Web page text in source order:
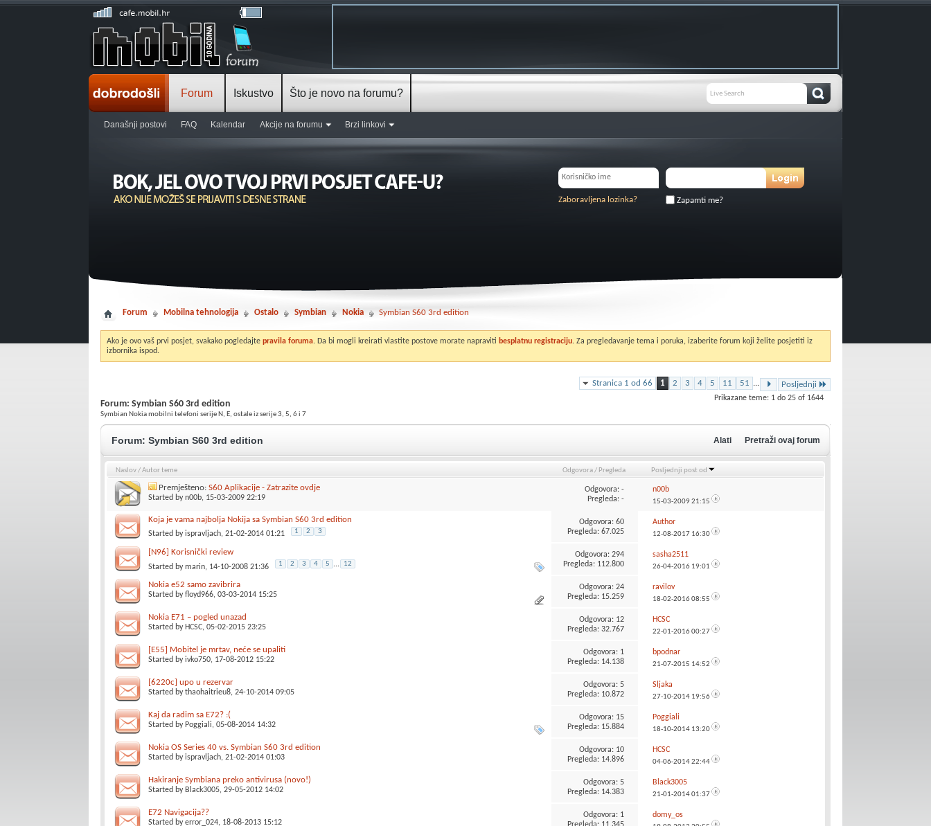
Forum
Današnji postovi FAQ Kalendar Akcije na forumu Brzi linkovi
Iskustvo Što je novo na forumu?
Zapamti me?
Zaboravljena lozinka?
Forum Mobilna tehnologija Ostalo Symbian Nokia Symbian S60 3rd edition
Ako je ovo vaš prvi posjet, svakako pogledajte pravila foruma. Da bi mogli kreirati vlastite postove morate napraviti besplatnu registraciju. Za pregledavanje tema i poruka, izaberite forum koji želite posjetiti iz
izbornika ispod.
Stranica 1 od 66 1 2 3 4 5 11 51 ... Posljednji
Prikazane teme: 1 do 25 of 1644
Forum: Symbian S60 3rd edition
Symbian Nokia mobilni telefoni serije N, E, ostale iz serije 3, 5, 6 i 7
Forum: Symbian S60 3rd edition Alati Pretraži ovaj forum
Naslov/Autor teme Odgovora/ Pregleda Posljednji post od
Premješteno: S60 Aplikacije - Zatrazite ovdje
Started byn00b, 15-03-2009 22:19
Odgovora: -
Pregleda: -
n00b
15-03-200921:15
Koja je vama najbolja Nokija sa Symbian S60 3rd edition
Started byispravljach, 21-02-2014 01:21 1 2 3
Odgovora: 60
Pregleda: 67.025
Author
12-08-2017 16:30
[N96] Korisnički review
Started bymarin, 14-10-2008 21:36 1 2 3 4 5 ... 12
Odgovora: 294
Pregleda: 112.800
sasha2511
26-04-2016 19:01
Nokia e52 samo zavibrira
Started byfloyd966, 03-03-2014 15:25
Odgovora: 24
Pregleda: 15.259
ravilov
18-02-201608:55
Nokia E71 – pogled unazad
Started by HCSC, 05-02-2015 23:25
Odgovora: 12
Pregleda: 32.767
HCSC
22-01-201600:27
[E55] Mobitel je mrtav, neće se upaliti
Started byivko750, 17-08-2012 15:22
Odgovora: 1
Pregleda: 14.138
bpodnar
21-07-2015 14:52
[6220c] upo u rezervar
Started bythaohaitrieu8, 24-10-2014 09:05
Odgovora: 5
Pregleda: 10.872
Sljaka
27-10-2014 19:56
Kaj da radim sa E72? :(
Started by Poggiali, 05-08-2014 14:32
Odgovora: 15
Pregleda: 15.884
Poggiali
18-10-2014 13:20
Nokia OS Series 40 vs. Symbian S60 3rd edition
Started byispravljach, 21-02-2014 01:03
Odgovora: 10
Pregleda: 14.896
HCSC
04-06-201422:44
Hakiranje Symbiana preko antivirusa (novo!)
Started by Black3005, 29-05-2012 14:02
Odgovora: 5
Pregleda: 14.383
Black3005
21-01-201401:37
E72 Navigacija??
Started byerror_024, 18-08-2013 15:12
Odgovora: 1
domy_os